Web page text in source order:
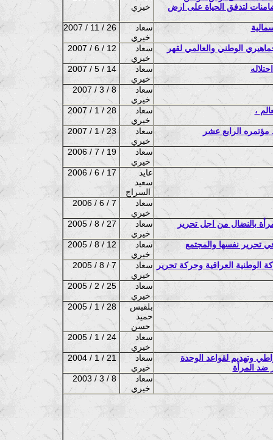
الضامنات لتدفق الحياة على ارض
2007 / 11 / 26
سعاد
2007 / 6 / 12
سعاد
الوطني والعالمي لقهر
2007 / 5 / 14
سعاد
2007 / 3 / 8
سعاد
2007 / 1 / 28
سعاد
2007 / 1 / 23
سعاد
مؤتمره الرابع عشر
2006 / 7 / 19
سعاد
2006 / 6 / 17
عايد
سعيد
2006 / 6 / 7
سعاد
2005 / 8 / 27
سعاد
بالنضال من اجل تحرير
2005 / 8 / 12
سعاد
تحرير نفسها والمجتمع
2005 / 8 / 7
سعاد
الوطنية العراقية وحركة تحرير
2005 / 2 / 25
سعاد
2005 / 1 / 28
بلقيس
حميد
2005 / 1 / 24
سعاد
2004 / 1 / 21
سعاد
الديموقراطي وتهديم لقواعد الوحدة
ضد المرأة
2003 / 3 / 8
سعاد